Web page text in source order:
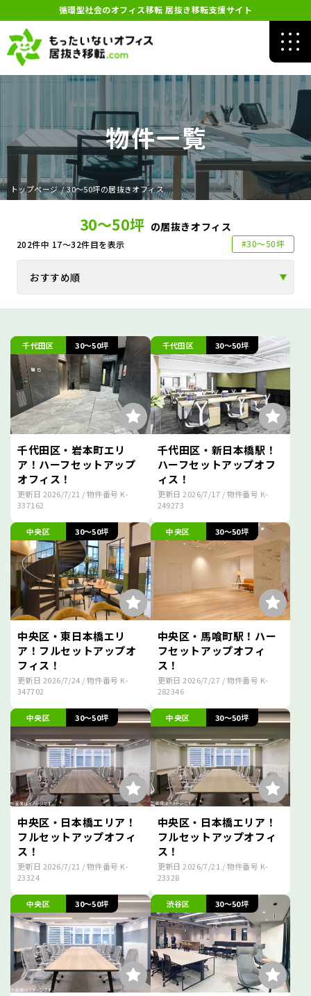
循環型社会のオフィス移転 居抜き移転支援サイト
物件一覧
トップページ / 30～50坪の居抜きオフィス
30～50坪 の居抜きオフィス
202件中 17～32件目を表示 #30～50坪
千代田区 30～50坪
千代田区・岩本町エリ
ア！ハーフセットアップ
オフィス！
更新日 2026/7/21 / 物件番号 K-
337162
千代田区 30～50坪
千代田区・新日本橋駅！
ハーフセットアップオフ
ィス！
更新日2026/7/17 / 物件番号 K-
249273
中央区 30～50坪
中央区・東日本橋エリ
ア！フルセットアップオ
フィス！
更新日 2026/7/24 / 物件番号 K-
347702
中央区 30～50坪
中央区・馬喰町駅！ハー
フセットアップオフィ
ス！
更新日2026/7/27 / 物件番号 K-
282346
中央区 30～50坪
中央区・日本橋エリア！
フルセットアップオフィ
ス！
更新日 2026/7/21 / 物件番号 K-
23324
中央区 30～50坪
中央区・日本橋エリア！
フルセットアップオフィ
ス！
更新日2026/7/21 / 物件番号 K-
23328
中央区 30～50坪 渋谷区 30～50坪